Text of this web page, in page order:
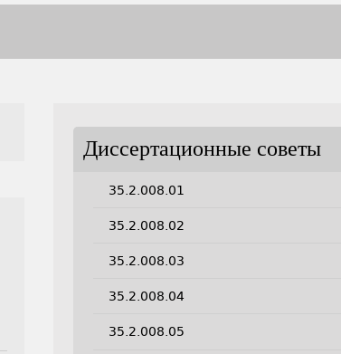
Диссертационные советы
35.2.008.01
35.2.008.02
35.2.008.03
35.2.008.04
35.2.008.05